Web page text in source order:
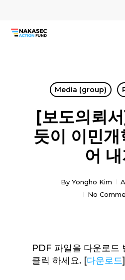
main
Media (group)
[보도의뢰
듯이 이민
어
By Yongho Kim
No
PDF 파일을 다운로드
클릭 하세요. [다운로드]